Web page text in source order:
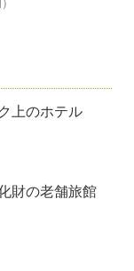
上のホテル
財の老舗旅館